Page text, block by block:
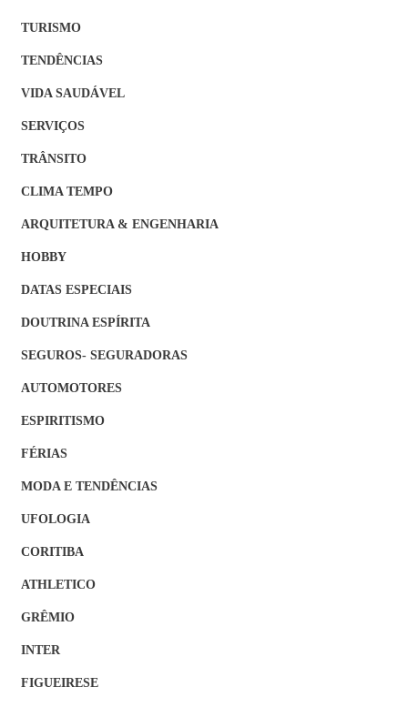
TURISMO
TENDÊNCIAS
VIDA SAUDÁVEL
SERVIÇOS
TRÂNSITO
CLIMA TEMPO
ARQUITETURA & ENGENHARIA
HOBBY
DATAS ESPECIAIS
DOUTRINA ESPÍRITA
SEGUROS- SEGURADORAS
AUTOMOTORES
ESPIRITISMO
FÉRIAS
MODA E TENDÊNCIAS
UFOLOGIA
CORITIBA
ATHLETICO
GRÊMIO
INTER
FIGUEIRESE